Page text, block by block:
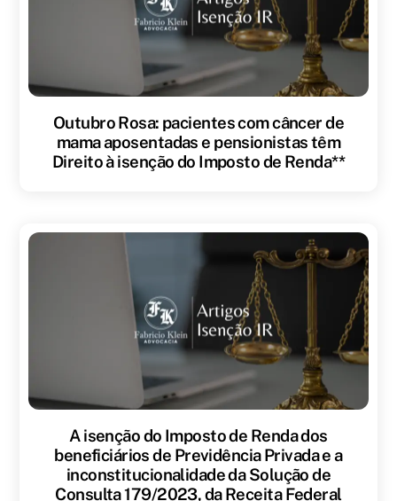
Outubro Rosa: pacientes com câncer de
mama aposentadas e pensionistas têm
Direito à isenção do Imposto de Renda**
A isenção do Imposto de Renda dos
beneficiários de Previdência Privada e a
inconstitucionalidade da Solução de
Consulta 179/2023, da Receita Federal